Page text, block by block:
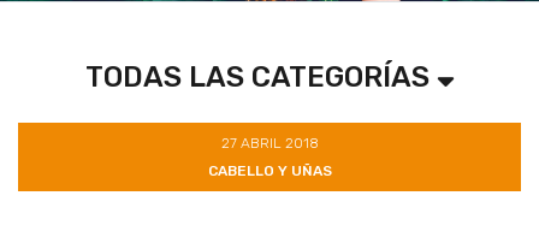
TODAS LAS CATEGORÍAS
27 ABRIL 2018
CABELLO Y UÑAS